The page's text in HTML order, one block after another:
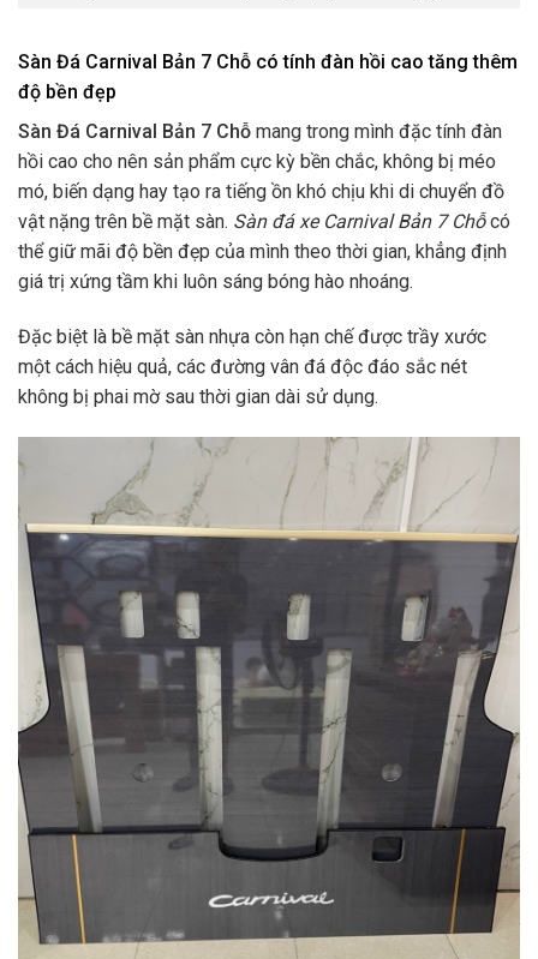
Sàn Đá Carnival Bản 7 Chỗ có tính đàn hồi cao tăng thêm
độ bền đẹp
Sàn Đá Carnival Bản 7 Chỗ mang trong mình đặc tính đàn
hồi cao cho nên sản phẩm cực kỳ bền chắc, không bị méo
mó, biến dạng hay tạo ra tiếng ồn khó chịu khi di chuyển đồ
vật nặng trên bề mặt sàn. Sàn đá xe Carnival Bản 7 Chỗcó
thể giữ mãi độ bền đẹp của mình theo thời gian, khẳng định
giá trị xứng tầm khi luôn sáng bóng hào nhoáng.
Đặc biệt là bề mặt sàn nhựa còn hạn chế được trầy xước
một cách hiệu quả, các đường vân đá độc đáo sắc nét
không bị phai mờ sau thời gian dài sử dụng.